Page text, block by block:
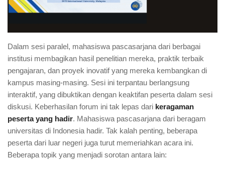
Dalam sesi paralel, mahasiswa pascasarjana dari berbagai
institusi membagikan hasil penelitian mereka, praktik terbaik
pengajaran, dan proyek inovatif yang mereka kembangkan di
kampus masing-masing. Sesi ini terpantau berlangsung
interaktif, yang dibuktikan dengan keaktifan peserta dalam sesi
diskusi. Keberhasilan forum ini tak lepas dari keragaman
peserta yang hadir. Mahasiswa pascasarjana dari beragam
universitas di Indonesia hadir. Tak kalah penting, beberapa
peserta dari luar negeri juga turut memeriahkan acara ini.
Beberapa topik yang menjadi sorotan antara lain: